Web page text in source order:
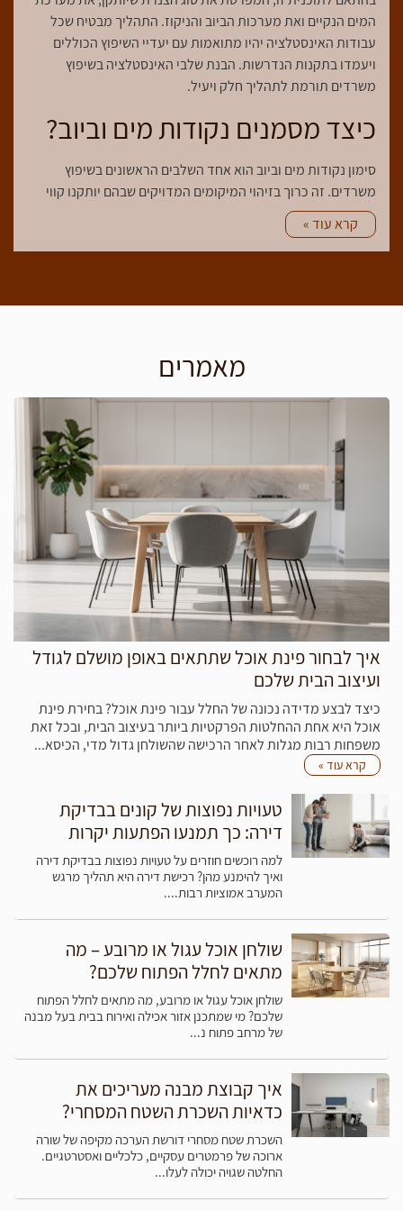
המים הנקיים ואת מערכות הביוב והניקוז. התהליך מבטיח שכל
עבודות האינסטלציה יהיו מתואמות עם יעדיי השיפוץ הכוללים
ויעמדו בתקנות הנדרשות. הבנת שלבי האינסטלציה בשיפוץ
משרדים תורמת לתהליך חלק ויעיל.
כיצד מסמנים נקודות מים וביוב?
סימון נקודות מים וביוב הוא אחד השלבים הראשונים בשיפוץ
משרדים. זה כרוך בזיהוי המיקומים המדויקים שבהם יותקנו קווי
אספקת המים והביוב. שלב זה הוא קריטי מכיוון שהוא מניח את
היסוד לכל מערכת האינסטלציה.
העיצוב והפונקציונליות הכוללת של המשרד.
תאורה לא מיושרים. זוהי משימה הדורשת דיוק ותשומת לב
לפרטים. על ידי ביצוע נכון, אתה מבטיח מעבר חלק לשלבי
האינסטלציה והשיפוץ הבאים.
מהן האפשרויות לטיפול בצנרת
קיימת?
כאשר משפצים משרד, עומדות בפניכם שתי אפשרויות עיקריות
האינסטלציה הנוכחית יחסית מודרנית ובמצב טוב, ייתכן שתבחרו
לטפל ולתחזק אותה. זה כרוך בבדיקת הצינורות לאיתור דליפות,
קורוזיה וסתימות, ולאחר מכן תיקון כל בעיה שנמצאה. תחזוקה
שוטפת, כגון ניקוי ניקוזים ווידוא איטום, יכולה להאריך את חיי
המערכת הקיימת.
מצד שני, אם הצנרת מיושנת או פגומה באופן נרחב, החלפתה
עשויה להיות פרקטית יותר. זה כרוך בהסרת הצינורות הישנים
והתקנת חדשים, מה שיכול לשפר את זרימת המים ולהפחית את
הסיכון לבעיות עתידיות.מערכות אינסטלציהחדשות עומדות גם
בתקנים ובתקנות העדכניים, מה שמבטיח ביצועים ובטיחות טובים
יותר. בין אם אתם מטפלים או מחליפים את הצנרת, חיוני לעבוד עם
אינסטלטור מקצועי כדי להבטיח שהעבודה תתבצע בצורה נכונה
ויעילה.
כיצד מתקינים מחמם מים חדש?
התקנת מחמם מים חדש במסגרת שיפוץ משרד כוללת מספר
קרא עוד »
מאמרים
איך לבחור פינת אוכל שתתאים באופן מושלם לגודל
ועיצוב הבית שלכם
כיצד לבצע מדידה נכונה של החלל עבור פינת אוכל? בחירת פינת
אוכל היא אחת ההחלטות הפרקטיות ביותר בעיצוב הבית, ובכל זאת
משפחות רבות מגלות לאחר הרכישה שהשולחן גדול מדי, הכיסא...
קרא עוד »
טעויות נפוצות של קונים בבדיקת
דירה: כך תמנעו הפתעות יקרות
למה רוכשים חוזרים על טעויות נפוצות בבדיקת דירה
ואיך להימנע מהן? רכישת דירה היא תהליך מרגש
המערב אמוציות רבות....
שולחן אוכל עגול או מרובע – מה
מתאים לחלל הפתוח שלכם?
שולחן אוכל עגול או מרובע, מה מתאים לחלל הפתוח
שלכם? מי שמתכנן אזור אכילה ואירוח בבית בעל מבנה
של מרחב פתוח נ...
איך קבוצת מבנה מעריכים את
כדאיות השכרת השטח המסחרי?
השכרת שטח מסחרי דורשת הערכה מקיפה של שורה
ארוכה של פרמטרים עסקיים, כלכליים ואסטרטגיים.
החלטה שגויה יכולה לעלו...